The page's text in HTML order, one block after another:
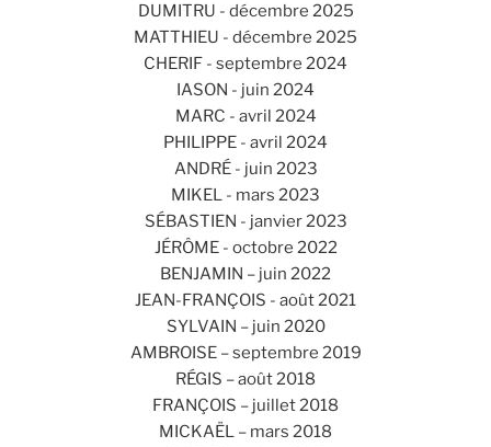
DUMITRU - décembre 2025
MATTHIEU - décembre 2025
CHERIF - septembre 2024
IASON - juin 2024
MARC - avril 2024
PHILIPPE - avril 2024
ANDRÉ - juin 2023
MIKEL - mars 2023
SÉBASTIEN - janvier 2023
JÉRÔME - octobre 2022
BENJAMIN – juin 2022
JEAN-FRANÇOIS - août 2021
SYLVAIN – juin 2020
AMBROISE – septembre 2019
RÉGIS – août 2018
FRANÇOIS – juillet 2018
MICKAËL – mars 2018